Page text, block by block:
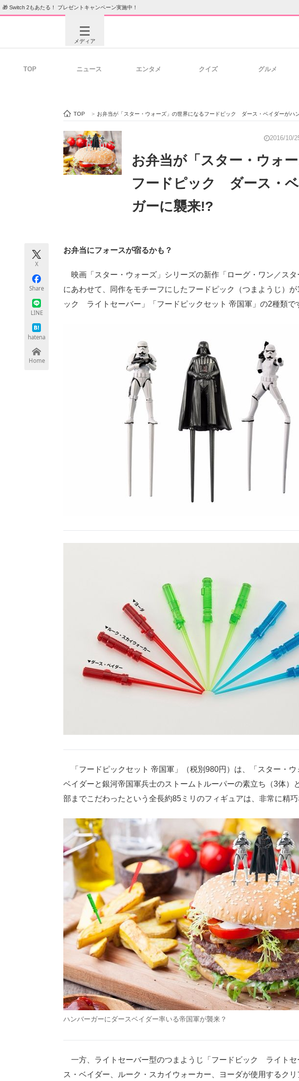
🎁 Switch 2もあたる！ プレゼントキャンペーン実施中！
メディア
ビジネスと働き方のヒント
ITエンジニア向け専門サイト 企業向けIT製品の総合サイト
ちょっと気になるネットの話題
TOP ニュース エンタメ クイズ グルメ
TOP > お弁当が「スター・ウォーズ」の世界になるフードピック ダース・ベイダーがハ
2016/10/
お弁当が「スター・ウォ
フードピック ダース・
ガーに襲来!?
X
Share
LINE
hatena
Home
お弁当にフォースが宿るかも？
映画「スター・ウォーズ」シリーズの新作「ローグ・ワン／ス
にあわせて、同作をモチーフにしたフードピック（つまようじ）
ック ライトセーバー」「フードピックセット 帝国軍」の2種類で
「フードピックセット 帝国軍」（税別980円）は、「スター・ウ
ベイダーと銀河帝国軍兵士のストームトルーパーの素立ち（3体）
部までこだわったという全長約85ミリのフィギュアは、非常に精巧
ハンバーガーにダースベイダー率いる帝国軍が襲来？
一方、ライトセーバー型のつまようじ「フードビック ライトセ
ス・ベイダー、ルーク・スカイウォーカー、ヨーダが使用するク